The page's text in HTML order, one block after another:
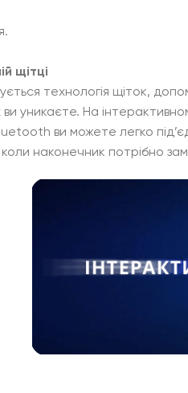
щітці
технологія щіток,
ви уникаєте. На
ви можете легко
наконечник потрібно